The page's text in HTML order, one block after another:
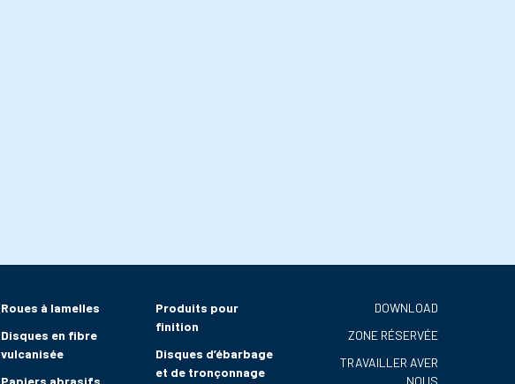
Roues à lamelles
Disques en fibre
vulcanisée
Produits pour
finition
Disques d’ébarbage
et de tronçonnage
DOWNLOAD
ZONE RÉSERVÉE
TRAVAILLER AVER